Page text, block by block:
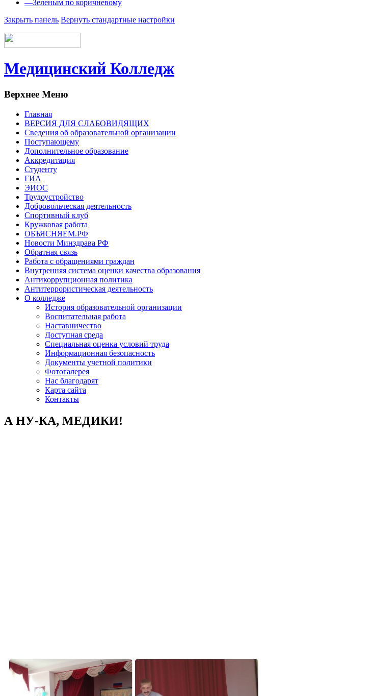
—Зеленым по коричневому
Закрыть панель Вернуть стандартные настройки
Медицинский Колледж
Верхнее Меню
Главная
ВЕРСИЯ ДЛЯ СЛАБОВИДЯЩИХ
Сведения об образовательной организации
Поступающему
Дополнительное образование
Аккредитация
Студенту
ГИА
ЭИОС
Трудоустройство
Добровольческая деятельность
Спортивный клуб
Кружковая работа
ОБЪЯСНЯЕМ.РФ
Новости Минздрава РФ
Обратная связь
Работа с обращениями граждан
Внутренняя система оценки качества образования
Антикоррупционная политика
Антитеррористическая деятельность
О колледже
История образовательной организации
Воспитательная работа
Наставничество
Доступная среда
Специальная оценка условий труда
Информационная безопасность
Документы учетной политики
Фотогалерея
Нас благодарят
Карта сайта
Контакты
А НУ-КА, МЕДИКИ!